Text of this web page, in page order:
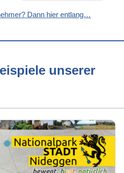
Dann hier entlang…
unserer